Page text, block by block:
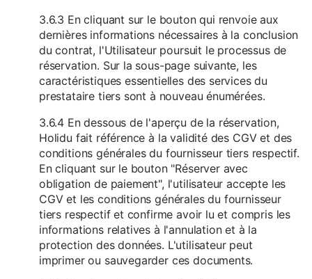
3.6.3 En cliquant sur le bouton qui renvoie aux
dernières informations nécessaires à la conclusion
du contrat, l'Utilisateur poursuit le processus de
réservation. Sur la sous-page suivante, les
caractéristiques essentielles des services du
prestataire tiers sont à nouveau énumérées.
3.6.4 En dessous de l'aperçu de la réservation,
Holidu fait référence à la validité des CGV et des
conditions générales du fournisseur tiers respectif.
En cliquant sur le bouton "Réserver avec
obligation de paiement", l'utilisateur accepte les
CGV et les conditions générales du fournisseur
tiers respectif et confirme avoir lu et compris les
informations relatives à l'annulation et à la
protection des données. L'utilisateur peut
imprimer ou sauvegarder ces documents.